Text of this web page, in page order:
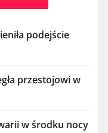
podejście
przestojowi w
w środku nocy